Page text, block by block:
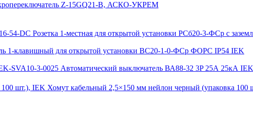
Z-15GQ21-B, АСКО-УКРЕМ
Розетка 1-местная для открытой установки РСб20-3-ФСр с
1-клавишный для открытой установки ВС20-1-0-ФСр ФОРС IP54 IEK
Автоматический выключатель ВА88-32 3P 25А 25кА
Хомут кабельный 2,5×150 мм нейлон черный (упаковка 100